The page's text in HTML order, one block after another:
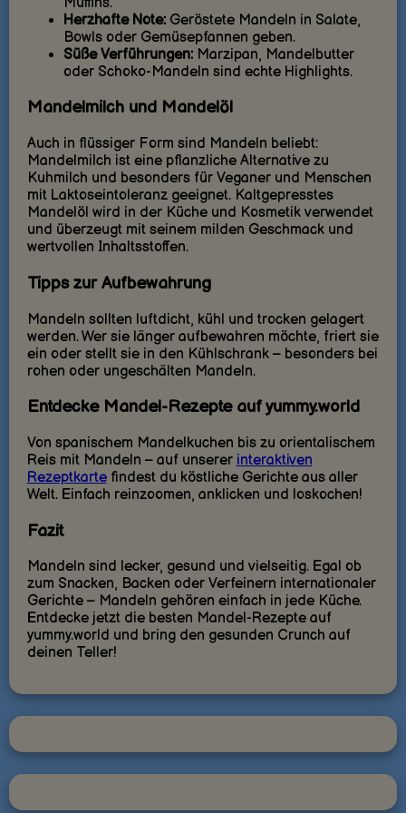
Herzhafte Note:Geröstete Mandeln in Salate,
Bowls oder Gemüsepfannen geben.
Süße Verführungen:Marzipan, Mandelbutter
oder Schoko-Mandeln sind echte Highlights.
Mandelmilch und Mandelöl
Auch in flüssiger Form sind Mandeln beliebt:
Mandelmilch ist eine pflanzliche Alternative zu
Kuhmilch und besonders für Veganer und Menschen
mit Laktoseintoleranz geeignet. Kaltgepresstes
Mandelöl wird in der Küche und Kosmetik verwendet
und überzeugt mit seinem milden Geschmack und
wertvollen Inhaltsstoffen.
Tipps zur Aufbewahrung
Mandeln sollten luftdicht, kühl und trocken gelagert
werden. Wer sie länger aufbewahren möchte, friert sie
ein oder stellt sie in den Kühlschrank – besonders bei
rohen oder ungeschälten Mandeln.
Entdecke Mandel-Rezepte auf yummy.world
Von spanischem Mandelkuchen bis zu orientalischem
Reis mit Mandeln – auf unserer interaktiven
Rezeptkartefindest du köstliche Gerichte aus aller
Welt. Einfach reinzoomen, anklicken und loskochen!
Fazit
Mandeln sind lecker, gesund und vielseitig. Egal ob
zum Snacken, Backen oder Verfeinern internationaler
Gerichte – Mandeln gehören einfach in jede Küche.
Entdecke jetzt die besten Mandel-Rezepte auf
yummy.world und bring den gesunden Crunch auf
deinen Teller!